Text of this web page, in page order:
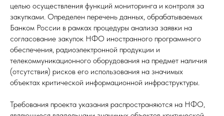
целью осуществления функций мониторинга и контроля за
закупками. Определен перечень данных, обрабатываемых
Банком России в рамках процедуры анализа заявки на
согласование закупок НФО иностранного программного
обеспечения, радиоэлектронной продукции и
телекоммуникационного оборудования на предмет наличия
(отсутствия) рисков его использования на значимых
объектах критической информационной инфраструктуры.
Требования проекта указания распространяются на НФО,